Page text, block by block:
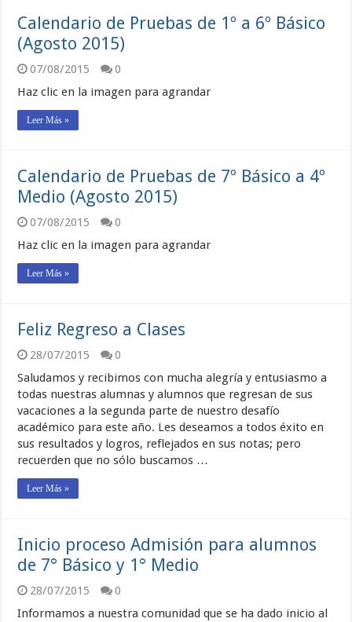
Calendario de Pruebas de 1º a 6º Básico
(Agosto 2015)
07/08/2015
0
Haz clic en la imagen para agrandar
Leer Más »
Calendario de Pruebas de 7º Básico a 4º
Medio (Agosto 2015)
07/08/2015
0
Haz clic en la imagen para agrandar
Leer Más »
Feliz Regreso a Clases
28/07/2015
0
Saludamos y recibimos con mucha alegría y entusiasmo a
todas nuestras alumnas y alumnos que regresan de sus
vacaciones a la segunda parte de nuestro desafío
académico para este año. Les deseamos a todos éxito en
sus resultados y logros, reflejados en sus notas; pero
recuerden que no sólo buscamos …
Leer Más »
Inicio proceso Admisión para alumnos
de 7° Básico y 1° Medio
28/07/2015
0
Informamos a nuestra comunidad que se ha dado inicio al